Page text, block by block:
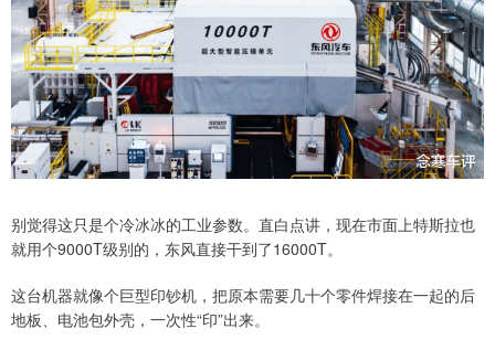
别觉得这只是个冷冰冰的工业参数。直白点讲，现在市面上特斯拉也
就用个9000T级别的，东风直接干到了16000T。
这台机器就像个巨型印钞机，把原本需要几十个零件焊接在一起的后
地板、电池包外壳，一次性“印”出来。